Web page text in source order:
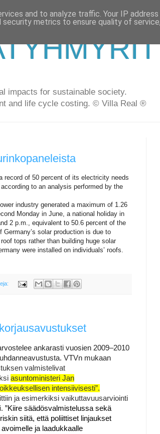
impacts for sustainable society.
and life cycle costing. © Villa Real ®
record of 50 percent of its electricity needs
to an analysis performed by the
industry generated a maximum of 1.26
Monday in June, a national holiday in
2 p.m., equivalent to 50.6 percent of the
solar production is due to
tops rather than building huge solar
were installed on individuals’ roofs.
ankarasti vuosien 2009–2010
VTVn mukaan
valmistelivat
asuntoministeri Jan
intensiivisesti”.
ja esimerkiksi vaikuttavuusarviointi
”Kiire säädösvalmistelussa sekä
siitä, että poliittiset linjaukset
ja laadukkaalle
and to analyze traffic. Your IP
metrics to ensure quality of